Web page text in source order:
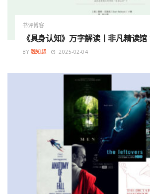
书评博客
《具身认知》万字解读丨非凡精读馆
BY 魏知超 2025-02-04